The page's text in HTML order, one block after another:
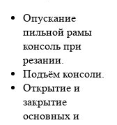
Опускание
пильной рамы
консоль при
резании.
Подъём консоли.
Открытие и
закрытие
основных и